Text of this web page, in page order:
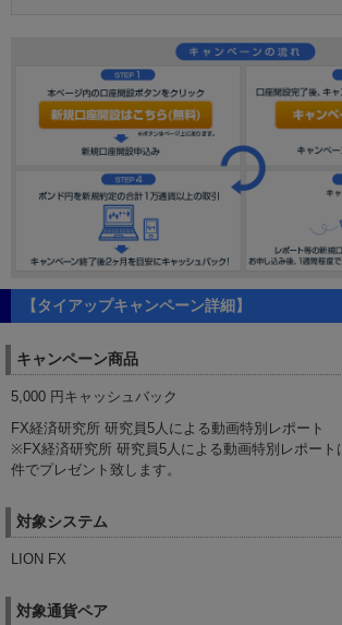
【タイアップキャンペーン詳細】
キャンペーン商品
5,000 円キャッシュバック
FX経済研究所 研究員5人による動画特別レポート
※FX経済研究所 研究員5人による動画特別レポート
件でプレゼント致します。
対象システム
LION FX
対象通貨ペア